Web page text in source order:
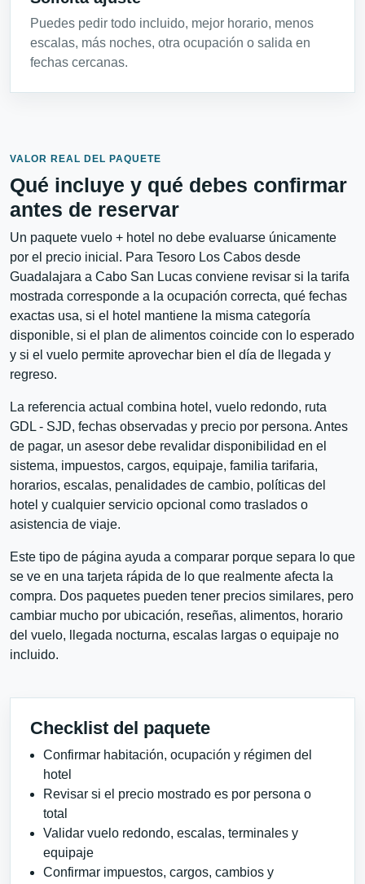
Puedes pedir todo incluido, mejor horario, menos
escalas, más noches, otra ocupación o salida en
fechas cercanas.
VALOR REAL DEL PAQUETE
Qué incluye y qué debes confirmar
antes de reservar
Un paquete vuelo + hotel no debe evaluarse únicamente
por el precio inicial. Para Tesoro Los Cabos desde
Guadalajara a Cabo San Lucas conviene revisar si la tarifa
mostrada corresponde a la ocupación correcta, qué fechas
exactas usa, si el hotel mantiene la misma categoría
disponible, si el plan de alimentos coincide con lo esperado
y si el vuelo permite aprovechar bien el día de llegada y
regreso.
La referencia actual combina hotel, vuelo redondo, ruta
GDL - SJD, fechas observadas y precio por persona. Antes
de pagar, un asesor debe revalidar disponibilidad en el
sistema, impuestos, cargos, equipaje, familia tarifaria,
horarios, escalas, penalidades de cambio, políticas del
hotel y cualquier servicio opcional como traslados o
asistencia de viaje.
Este tipo de página ayuda a comparar porque separa lo que
se ve en una tarjeta rápida de lo que realmente afecta la
compra. Dos paquetes pueden tener precios similares, pero
cambiar mucho por ubicación, reseñas, alimentos, horario
del vuelo, llegada nocturna, escalas largas o equipaje no
incluido.
Checklist del paquete
Confirmar habitación, ocupación y régimen del
hotel
Revisar si el precio mostrado es por persona o
total
Validar vuelo redondo, escalas, terminales y
equipaje
Confirmar impuestos, cargos, cambios y